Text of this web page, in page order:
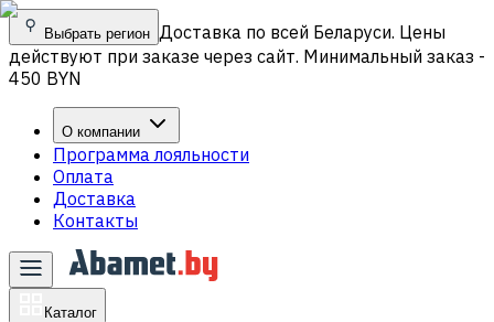
Выбрать регион Доставка по всей Беларуси. Цены
действуют при заказе через сайт. Минимальный заказ -
450 BYN
О компании
Программа лояльности
Оплата
Доставка
Контакты
Каталог